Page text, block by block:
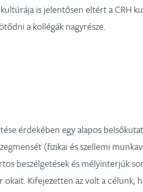
is jelentősen eltért a CRH
a kollégák nagyrésze.
érdekében egy alapos
(fizikai és szellemi
beszélgetések és mélyinterjúk
Kifejezetten az volt a célunk,